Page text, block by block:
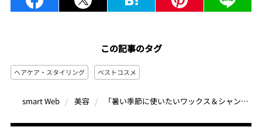
この記事のタグ
ヘアケア・スタイリング ベストコスメ
smart Web 美容 「暑い季節に使いたいワックス＆シャンプーNo.1は？」美容のプロが教える“夏向き”ヘアケアアイテム4選